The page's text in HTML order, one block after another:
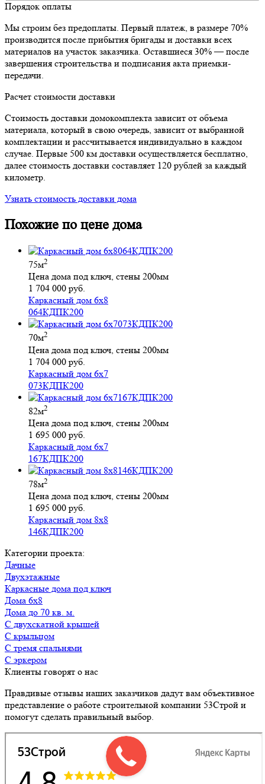
Порядок оплаты
Мы строим без предоплаты. Первый платеж, в размере 70%
производится после прибытия бригады и доставки всех
материалов на участок заказчика. Оставшиеся 30% — после
завершения строительства и подписания акта приемки-
передачи.
Расчет стоимости доставки
Стоимость доставки домокомплекта зависит от объема
материала, который в свою очередь, зависит от выбранной
комплектации и рассчитывается индивидуально в каждом
случае. Первые 500 км доставки осуществляется бесплатно,
далее стоимость доставки составляет 120 рублей за каждый
километр.
Узнать стоимость доставки дома
Похожие по цене дома
75м2
Цена дома под ключ, стены 200мм
1 704 000 руб.
Каркасный дом 6х8
064КДПК200
70м2
Цена дома под ключ, стены 200мм
1 704 000 руб.
Каркасный дом 6х7
073КДПК200
82м2
Цена дома под ключ, стены 200мм
1 695 000 руб.
Каркасный дом 6х7
167КДПК200
78м2
Цена дома под ключ, стены 200мм
1 695 000 руб.
Каркасный дом 8х8
146КДПК200
Категории проекта:
Дачные
Двухэтажные
Каркасные дома под ключ
Дома 6х8
Дома до 70 кв. м.
с двухскатной крышей
с крыльцом
с тремя спальнями
с эркером
Клиенты говорят о нас
Правдивые отзывы наших заказчиков дадут вам объективное
представление о работе строительной компании 53Строй и
помогут сделать правильный выбор.